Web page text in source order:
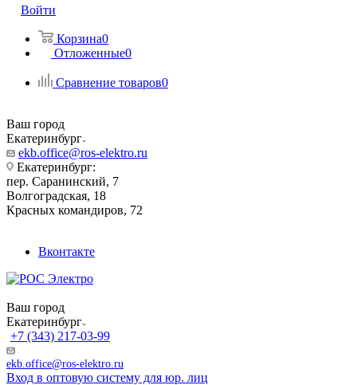
Войти
Корзина0
Отложенные0
Сравнение товаров0
Ваш город
Екатеринбург
ekb.office@ros-elektro.ru
Екатеринбург:
пер. Саранинский, 7
Волгоградская, 18
Красных командиров, 72
Вконтакте
Ваш город
Екатеринбург
+7 (343) 217-03-99
ekb.office@ros-elektro.ru
Вход в оптовую систему для юр. лиц